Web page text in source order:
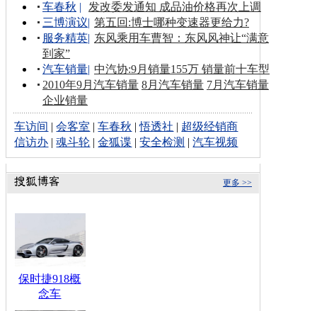
车春秋 |
发改委发通知 成品油价格再次上调
三博演议| 第五回:博士哪种变速器更给力?
服务精英| 东风乘用车曹智：东风风神让“满意
到家”
汽车销量| 中汽协:9月销量155万 销量前十车型
2010年9月汽车销量 8月汽车销量 7月汽车销量
企业销量
车访间 |会客室 |车春秋 |悟透社 | 超级经销商
信访办 |魂斗轮 |金狐谍 |安全检测 |汽车视频
更多 >>
保时捷918概
念车